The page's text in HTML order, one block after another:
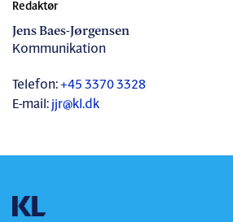
Redaktør
Jens Baes-Jørgensen
Kommunikation
Telefon: +45 3370 3328
E-mail: jjr@kl.dk